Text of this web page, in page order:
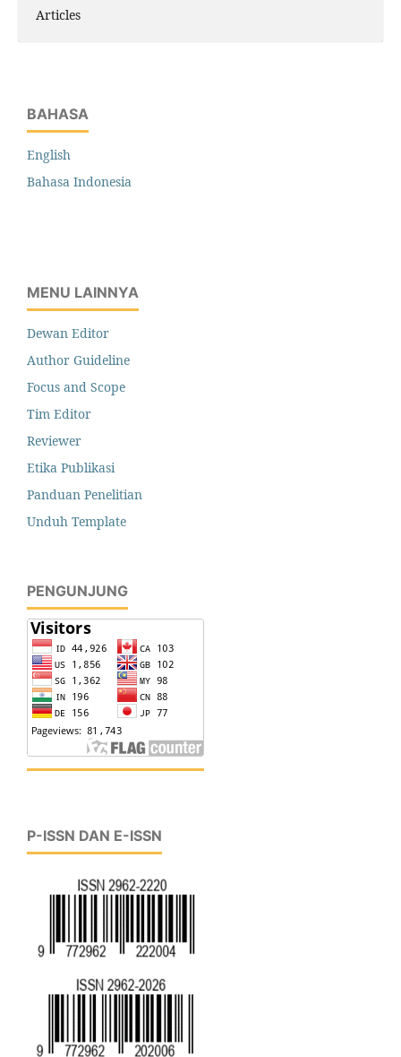
Articles
BAHASA
English
Bahasa Indonesia
MENU LAINNYA
Dewan Editor
Author Guideline
Focus and Scope
Tim Editor
Reviewer
Etika Publikasi
Panduan Penelitian
Unduh Template
PENGUNJUNG
P-ISSN DAN E-ISSN